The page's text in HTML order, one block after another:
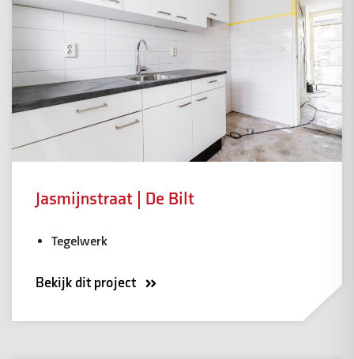
Jasmijnstraat | De Bilt
Tegelwerk
Bekijk dit project